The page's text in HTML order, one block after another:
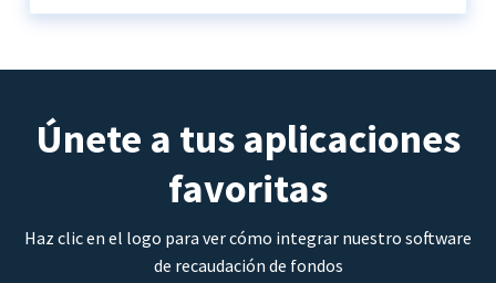
Únete a tus aplicaciones
favoritas
Haz clic en el logo para ver cómo integrar nuestro software
de recaudación de fondos